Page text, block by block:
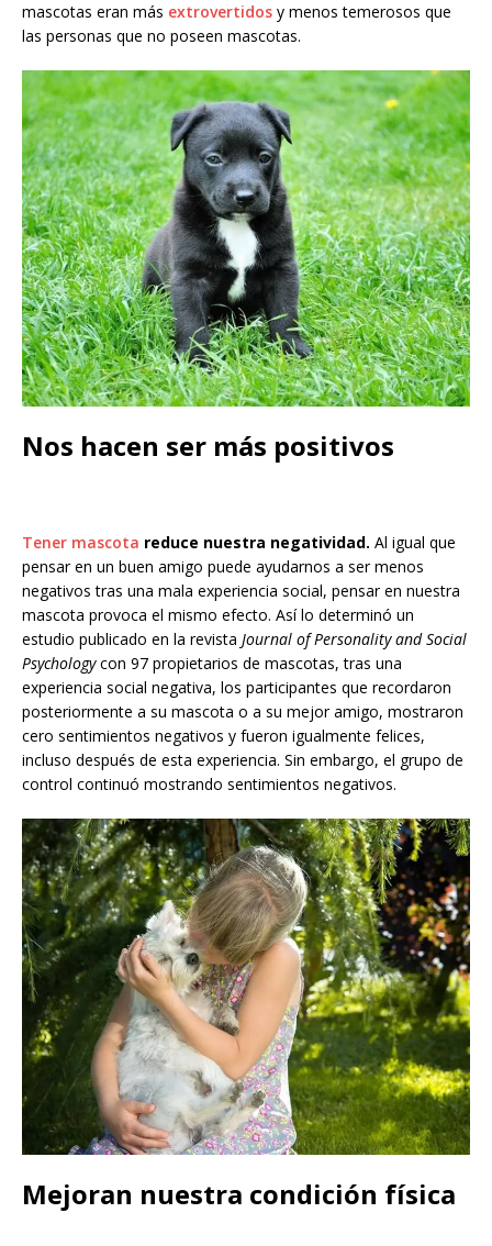
mascotas eran más extrovertidos y menos temerosos que
las personas que no poseen mascotas.
Nos hacen ser más positivos
Tener mascota reduce nuestra negatividad. Al igual que
pensar en un buen amigo puede ayudarnos a ser menos
negativos tras una mala experiencia social, pensar en nuestra
mascota provoca el mismo efecto. Así lo determinó un
estudio publicado en la revista Journal of Personality and Social
Psychologycon 97 propietarios de mascotas, tras una
experiencia social negativa, los participantes que recordaron
posteriormente a su mascota o a su mejor amigo, mostraron
cero sentimientos negativos y fueron igualmente felices,
incluso después de esta experiencia. Sin embargo, el grupo de
control continuó mostrando sentimientos negativos.
Mejoran nuestra condición física